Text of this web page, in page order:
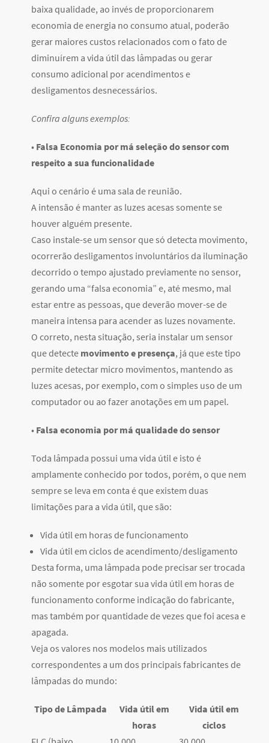
baixa qualidade, ao invés de proporcionarem
economia de energia no consumo atual, poderão
gerar maiores custos relacionados com o fato de
diminuírem a vida útil das lâmpadas ou gerar
consumo adicional por acendimentos e
desligamentos desnecessários.
Confira alguns exemplos:
• Falsa Economia por má seleção do sensor com
respeito a sua funcionalidade
Aqui o cenário é uma sala de reunião.
A intensão é manter as luzes acesas somente se
houver alguém presente.
Caso instale-se um sensor que só detecta movimento,
ocorrerão desligamentos involuntários da iluminação
decorrido o tempo ajustado previamente no sensor,
gerando uma “falsa economia” e, até mesmo, mal
estar entre as pessoas, que deverão mover-se de
maneira intensa para acender as luzes novamente.
O correto, nesta situação, seria instalar um sensor
que detecte movimento e presença, já que este tipo
permite detectar micro movimentos, mantendo as
luzes acesas, por exemplo, com o simples uso de um
computador ou ao fazer anotações em um papel.
• Falsa economia por má qualidade do sensor
Toda lâmpada possui uma vida útil e isto é
amplamente conhecido por todos, porém, o que nem
sempre se leva em conta é que existem duas
limitações para a vida útil, que são:
Vida útil em horas de funcionamento
Vida útil em ciclos de acendimento/desligamento
Desta forma, uma lâmpada pode precisar ser trocada
não somente por esgotar sua vida útil em horas de
funcionamento conforme indicação do fabricante,
mas também por quantidade de vezes que foi acesa e
apagada.
Veja os valores nos modelos mais utilizados
correspondentes a um dos principais fabricantes de
lâmpadas do mundo:
Tipo de Lâmpada
Vida útil em
horas
Vida útil em
ciclos